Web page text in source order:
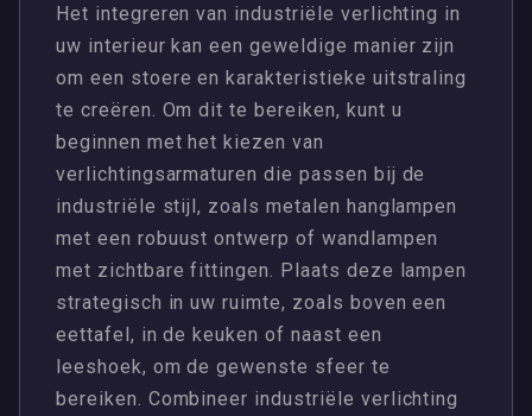
Het integreren van industriële verlichting in
uw interieur kan een geweldige manier zijn
om een stoere en karakteristieke uitstraling
te creëren. Om dit te bereiken, kunt u
beginnen met het kiezen van
verlichtingsarmaturen die passen bij de
industriële stijl, zoals metalen hanglampen
met een robuust ontwerp of wandlampen
met zichtbare fittingen. Plaats deze lampen
strategisch in uw ruimte, zoals boven een
eettafel, in de keuken of naast een
leeshoek, om de gewenste sfeer te
bereiken. Combineer industriële verlichting